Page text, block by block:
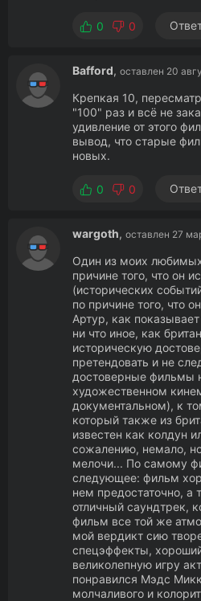
0 0
Bafford, оставлен 20
Крепкая 10,
"100" раз и всё не
удивление от этого
вывод, что старые
новых.
0 0
wargoth, оставлен 27
Один из моих
причине того, что он
(исторических
по причине того, что
Артур, как
ни что иное, как
историческую
претендовать и не
достоверные фильмы
художественном
документальном), к
который также из
известен как колдун
сожалению, немало,
мелочи... По самому
следующее: фильм
нем предостаточно, а
отличный саундтрек,
фильм все той же
мой вердикт сию
спецэффекты,
великолепную игру
понравился Мэдс
молчаливого и